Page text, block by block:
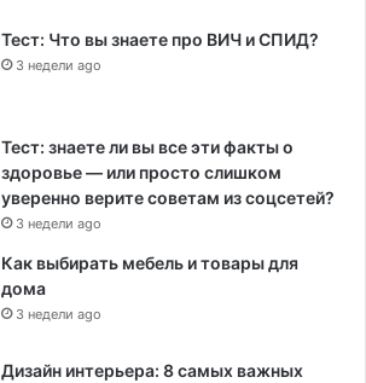
Тест: Что вы знаете про ВИЧ и СПИД?
3 недели ago
Тест: знаете ли вы все эти факты о
здоровье — или просто слишком
уверенно верите советам из соцсетей?
3 недели ago
Как выбирать мебель и товары для
дома
3 недели ago
Дизайн интерьера: 8 самых важных